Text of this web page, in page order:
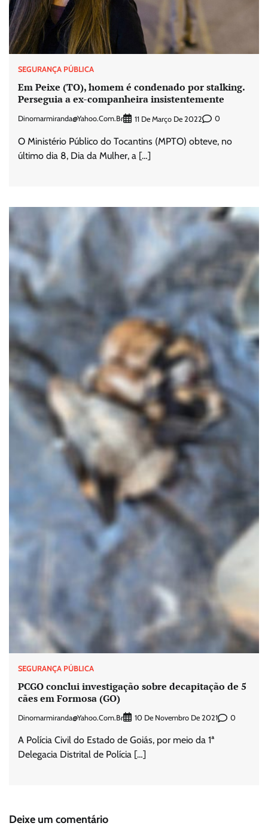
SEGURANÇA PÚBLICA
Em Peixe (TO), homem é condenado por stalking.
Perseguia a ex-companheira insistentemente
Dinomarmiranda@yahoo.com.br 11 De Março De 2022 0
O Ministério Público do Tocantins (MPTO) obteve, no
último dia 8, Dia da Mulher, a […]
SEGURANÇA PÚBLICA
PCGO conclui investigação sobre decapitação de 5
cães em Formosa (GO)
Dinomarmiranda@yahoo.com.br 10 De Novembro De 2021 0
A Polícia Civil do Estado de Goiás, por meio da 1ª
Delegacia Distrital de Polícia […]
Deixe um comentário